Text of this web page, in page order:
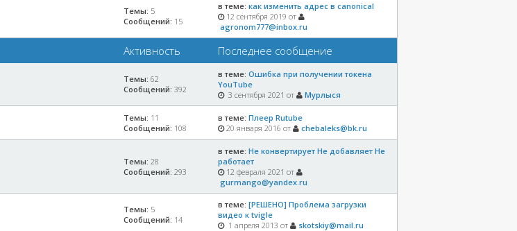
Темы: 5
Сообщений: 15
в теме: как изменить адрес в canonical
12 сентября 2019 от
agronom777@inbox.ru
Активность
Последнее сообщение
Темы: 62
Сообщений: 392
в теме: Ошибка при получении токена
YouTube
3 сентября 2021 от
Мурлыся
Темы: 11
Сообщений: 108
в теме: Плеер Rutube
20 января 2016 от
chebaleks@bk.ru
Темы: 28
Сообщений: 293
в теме: Не конвертирует Не добавляет Не
работает
12 февраля 2021 от
gurmango@yandex.ru
Темы: 5
Сообщений: 14
в теме: [РЕШЕНО] Проблема загрузки
видео к tvigle
1 апреля 2013 от
skotskiy@mail.ru